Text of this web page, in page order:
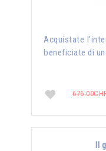
Acquistate
beneficiate di
Il